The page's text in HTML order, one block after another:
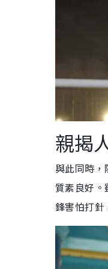
親揭
與此同時
質素良好
鋒害怕打針